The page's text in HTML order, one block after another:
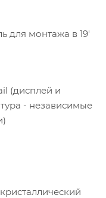
для монтажа в 19'
(дисплей и
- независимые